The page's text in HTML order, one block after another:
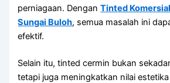
perniagaan. DenganTinted
Sungai Buloh, semua masalah ini
efektif.
Selain itu, tinted cermin bukan
tetapi juga meningkatkan nilai